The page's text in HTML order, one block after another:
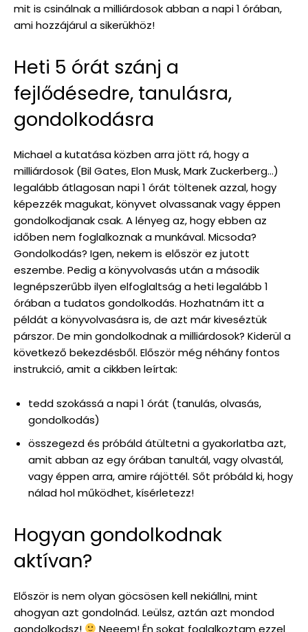
mit is csinálnak a milliárdosok abban a napi 1 órában,
ami hozzájárul a sikerükhöz!
Heti 5 órát szánj a
fejlődésedre, tanulásra,
gondolkodásra
Michael a kutatása közben arra jött rá, hogy a
milliárdosok (Bil Gates, Elon Musk, Mark Zuckerberg…)
legalább átlagosan napi 1 órát töltenek azzal, hogy
képezzék magukat, könyvet olvassanak vagy éppen
gondolkodjanak csak. A lényeg az, hogy ebben az
időben nem foglalkoznak a munkával. Micsoda?
Gondolkodás? Igen, nekem is először ez jutott
eszembe. Pedig a könyvolvasás után a második
legnépszerűbb ilyen elfoglaltság a heti legalább 1
órában a tudatos gondolkodás. Hozhatnám itt a
példát a könyvolvasásra is, de azt már kiveséztük
párszor. De min gondolkodnak a milliárdosok? Kiderül a
következő bekezdésből. Először még néhány fontos
instrukció, amit a cikkben leírtak:
tedd szokássá a napi 1 órát (tanulás, olvasás,
gondolkodás)
összegezd és próbáld átültetni a gyakorlatba azt,
amit abban az egy órában tanultál, vagy olvastál,
vagy éppen arra, amire rájöttél. Sőt próbáld ki, hogy
nálad hol működhet, kísérletezz!
Hogyan gondolkodnak
aktívan?
Először is nem olyan göcsösen kell nekiállni, mint
ahogyan azt gondolnád. Leülsz, aztán azt mondod
gondolkodsz!
Neeem! Én sokat foglalkoztam ezzel